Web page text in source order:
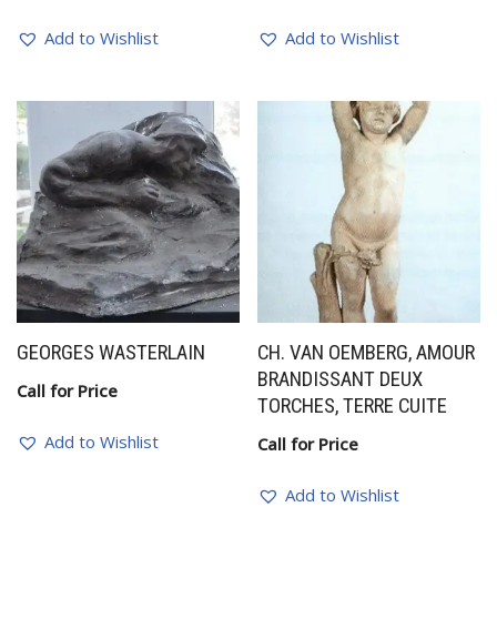
Add to Wishlist Add to Wishlist
GEORGES WASTERLAIN
Call for Price
Add to Wishlist
CH. VAN OEMBERG, AMOUR
BRANDISSANT DEUX
TORCHES, TERRE CUITE
Call for Price
Add to Wishlist